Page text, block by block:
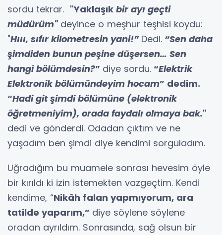
sordu tekrar. "Yaklaşık bir ayı geçti
müdürüm"deyince o meşhur teşhisi koydu:
"Hııı, sıfır kilometresin yani!” Dedi. “Sen daha
şimdiden bunun peşine düşersen… Sen
hangi bölümdesin?” diye sordu. “Elektrik
Elektronik bölümündeyim hocam” dedim.
“Hadi git şimdi bölümüne (elektronik
öğretmeniyim), orada faydalı olmaya bak."
dedi ve gönderdi. Odadan çıktım ve ne
yaşadım ben şimdi diye kendimi sorguladım.
Uğradığım bu muamele sonrası hevesim öyle
bir kırıldı ki izin istemekten vazgeçtim. Kendi
kendime, “Nikâh falan yapmıyorum, ara
tatilde yaparım,” diye söylene söylene
oradan ayrıldım. Sonrasında, sağ olsun bir